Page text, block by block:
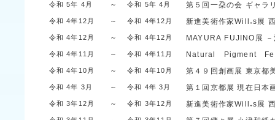
令和 5年 4月 ～令和 5年 4月 第５回一朶の会 ギャラ
令和 4年12月 ～令和 4年12月 新進美術作家Will₊s展
令和 4年12月 ～令和 4年12月 MAYURA FUJINO展
令和 4年11月 ～令和 4年11月 Natural Pigment
令和 4年10月 ～令和 4年10月 第４９回創画展 東京都
令和 4年 3月 ～令和 4年 3月 第１回京都展 現在日本
令和 3年12月 ～令和 3年12月 新進美術作家Will₊s展